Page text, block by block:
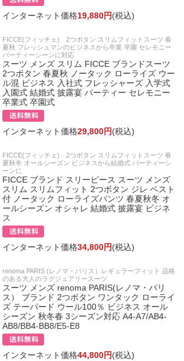
インターネット価格19,880円(税込)
FICCE(フィッチェ) 2つボタン スリムフィットスーツ 春
夏秋 フレッシュマンのビジネスから卒業 卒園 セレモニー
パーティーシーンに対応
スーツ メンズ スリム FICCE ブランドスーツ
2つボタン 春夏秋 ノータック ローライズ ウー
ル混 ビジネス 入社式 フレッシャーズ 入学式
入園式 結婚式 披露宴 パーティー セレモニー
卒業式 卒園式
インターネット価格29,800円(税込)
FICCE(フィッチェ) 2つボタン スリムフィットスーツ 春
夏秋冬 オールシーズン ビジネスから結婚式 パーティーシ
ーンに
FICCE ブランド スリーピース スーツ メンズ
スリム スリムフィット 2つボタン ジレ ベスト
付 ノータック ローライズパンツ 春夏秋冬 オ
ールシーズン オシャレ 結婚式 披露宴 ビジネ
ス
インターネット価格34,800円(税込)
renoma PARIS (レノマ・パリス）レギュラーフィット 品格
のある大人のラグジュアリースーツ
スーツ メンズ renoma PARIS(レノマ・パリ
ス） ブランド 2つボタン ワンタック ローライ
ズ テーパード ウール100％ ビジネス オール
シーズン 秋冬春 3シーズン対応 A4-A7/AB4-
AB8/BB4-BB8/E5-E8
インターネット価格44,800円(税込)